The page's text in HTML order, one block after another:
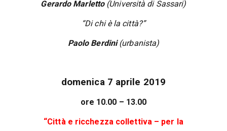
Gerardo Marletto (Università di Sassari)
“Di chi è la città?”
Paolo Berdini(urbanista)
domenica 7 aprile 2019
ore 10.00 – 13.00
“Città e ricchezza collettiva – per la